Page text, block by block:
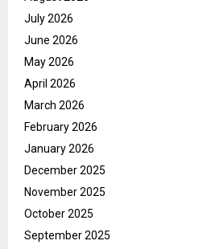
July 2026
June 2026
May 2026
April 2026
March 2026
February 2026
January 2026
December 2025
November 2025
October 2025
September 2025